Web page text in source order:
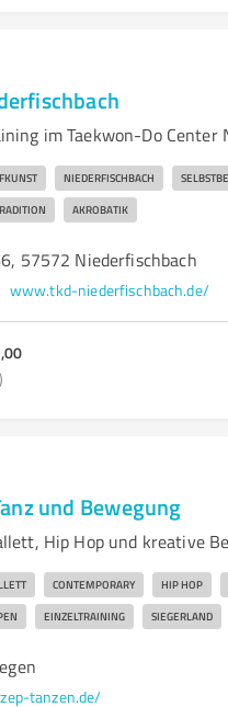
im Taekwon-Do Center
NIEDERFISCHBACH
AKROBATIK
57572 Niederfischbach
www.tkd-niederfischbach.de/
und Bewegung
Hip Hop und kreative
CONTEMPORARY HIP HOP
EINZELTRAINING SIEGERLAND
tanzen.de/